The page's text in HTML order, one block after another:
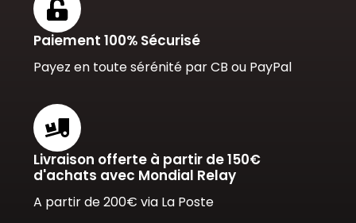
Paiement 100% Sécurisé
Payez en toute sérénité par CB ou PayPal
Livraison offerte à partir de 150€
d'achats avec Mondial Relay
A partir de 200€ via La Poste